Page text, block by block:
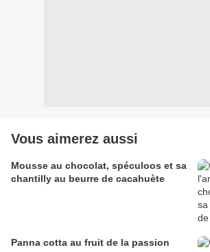
Vous aimerez aussi
Mousse au chocolat, spéculoos et sa
chantilly au beurre de cacahuète
Panna cotta au fruit de la passion